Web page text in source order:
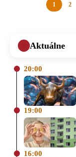
1 2
Aktuálne
20:00
19:00
16:00